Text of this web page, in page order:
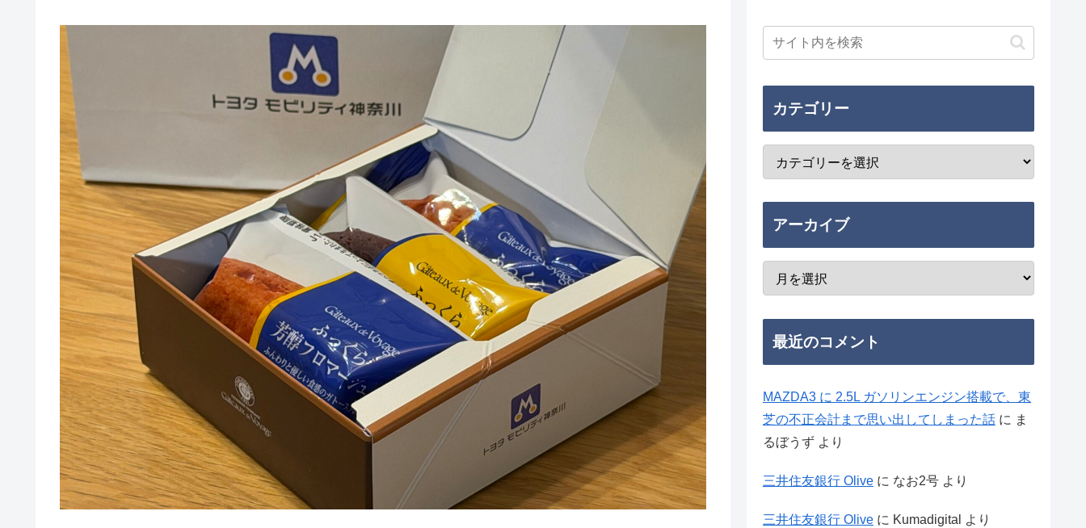
カテゴリー
アーカイブ
最近のコメント
MAZDA3 に 2.5L ガソリンエンジン搭載で、東
芝の不正会計まで思い出してしまった話 に ま
るぼうず より
三井住友銀行 Olive に なお2号 より
三井住友銀行 Olive に Kumadigital より